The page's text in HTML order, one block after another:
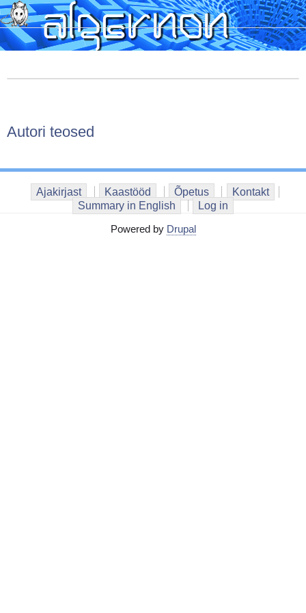
Skip
to
main
content
Autori teosed
Ajakirjast Kaastööd Õpetus
Kontakt
Summary in English
Log in
Powered by Drupal